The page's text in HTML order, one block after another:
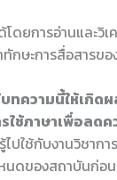
ดยการอ่านและวิเ
กษะการสื่อสารข
ทความนี้ให้เกิด
ใช้ภาษาเพื่อลด
ไปใช้กับงานวิชาก
นดของสถาบันก่อน